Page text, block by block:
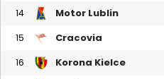
14 Motor Lublin
15 Cracovia
16 Korona Kielce